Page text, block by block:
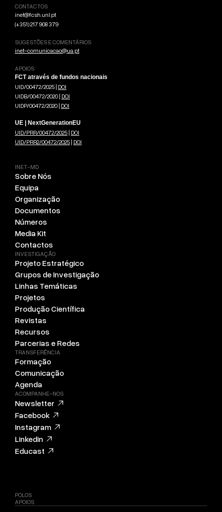
CONTACTOS
inet@fcsh.unl.pt
(+351) 217 908 379
SUGESTÕES E COMENTÁRIOS
inet-comunicacao@ua.pt
APOIOS
FCT através de fundos nacionais
UID/00472/2025 | DOI
UIDB/00472/2020 | DOI
UIDP/00472/2020 | DOI
UE | NextGenerationEU
UID/PRR/00472/2025 | DOI
UID/PRR2/00472/2025 | DOI
INET-MD
Sobre Nós
Equipa
Organização
Documentos
Números
Media Kit
Contactos
INVESTIGAÇÃO
Projeto Estratégico
Grupos de Investigação
Linhas Temáticas
Projetos
Produção Científica
Revistas
Recursos
Parcerias e Redes
TRANSFERÊNCIA
Formação
Comunicação
Agenda
ACOMPANHE-NOS
Newsletter
Facebook
Instagram
Linkedin
Educast
POLOS
APOIOS